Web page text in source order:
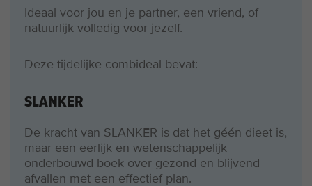
Ideaal voor jou en je partner, een vriend, of
natuurlijk volledig voor jezelf.
Deze tijdelijke combideal bevat:
SLANKER
De kracht van SLANKER is dat het géén dieet is,
maar een eerlijk en wetenschappelijk
onderbouwd boek over gezond en blijvend
afvallen met een effectief plan.